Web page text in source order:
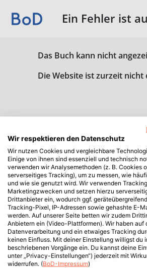
Ein Fehler ist
Das Buch kann nicht
Die Website ist zurzeit nicht
Wir respektieren den Datenschutz
Wir nutzen Cookies und vergleichbare
Einige von ihnen sind essenziell und technisch
verwenden wir Analysemethoden (z. B. Cookies
serverseitiges Tracking), um zu messen, wie
und wie sie genutzt wird. Wir verwenden
Marketingzwecken und setzen hierzu
Drittanbieter ein, wodurch ggf.
Tracking-Pixel, IP-Adressen sowie gehashte E-
werden. Auf unserer Seite betten wir zudem
Anbietern ein (Video-Plattformen). Wir haben auf
Datenverarbeitung und ein etwaiges Tracking
keinen Einfluss. Mit deiner Einstellung willigst du
beschriebenen Vorgänge ein. Du kannst deine
unter „Privacy-Einstellungen“) jederzeit mit
widerrufen. (BoD-Impressum)